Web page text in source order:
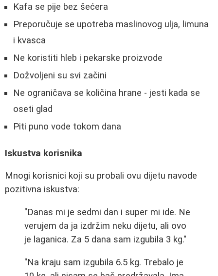
Kafa se pije bez šećera
Preporučuje se upotreba maslinovog ulja, limuna
i kvasca
Ne koristiti hleb i pekarske proizvode
Dožvoljeni su svi začini
Ne ograničava se količina hrane - jesti kada se
oseti glad
Piti puno vode tokom dana
Iskustva korisnika
Mnogi korisnici koji su probali ovu dijetu navode
pozitivna iskustva:
"Danas mi je sedmi dan i super mi ide. Ne
verujem da ja izdržim neku dijetu, ali ovo
je laganica. Za 5 dana sam izgubila 3 kg."
"Na kraju sam izgubila 6.5 kg. Trebalo je